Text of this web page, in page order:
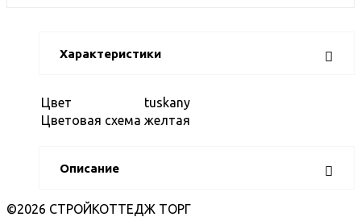
Характеристики
Цвет
tuskany
Цветовая схема желтая
Описание
©2026 СТРОЙКОТТЕДЖ ТОРГ